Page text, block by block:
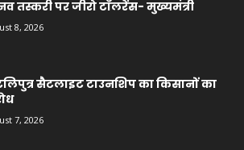
तस्करी पर जीरो टॉलरेंस- मुख्यमंत्री
8, 2026
सैटलाइट टाउनशिप का किसानों का
7, 2026